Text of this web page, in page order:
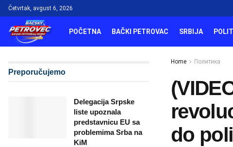
Četvrtak, avgust 6, 2026
POČETNA BAČKI PETROVAC SRBIJA
Home Политика
do
Preporučujemo
Delegacija Srpske
liste upoznala
predstavnicu EU sa
problemima Srba na
KiM